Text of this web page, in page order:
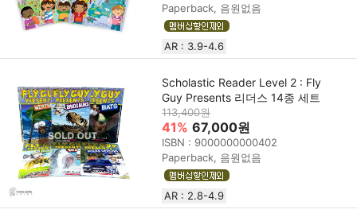
Paperback, 음원없음
AR : 3.9-4.6
Scholastic Reader Level 2 : Fly
Guy Presents 리더스 14종 세트
113,400원
41% 67,000원
ISBN : 9000000000402
Paperback, 음원없음
AR : 2.8-4.9